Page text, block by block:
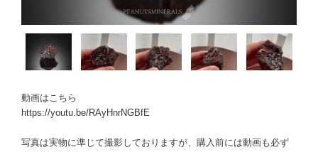
動画はこちら
https://youtu.be/RAyHnrNGBfE
写真は実物に準じて撮影しておりますが、購入前には動画も必ず